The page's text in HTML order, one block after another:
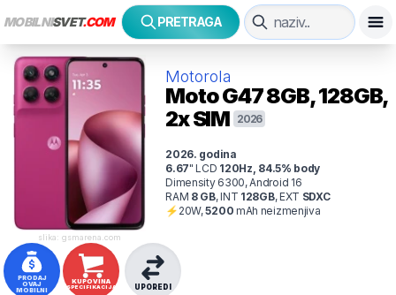
MOBILNISVET.COM PRETRAGA
slika: gsmarena.com
Motorola
Moto G478GB, 128GB,
2x SIM 2026
2026. godina
6.67" LCD 120Hz 84.5% body
Dimensity 6300, Android 16
RAM 8GB,INT 128GB,EXT SDXC
⚡ 20W,5200 mAh neizmenjiva
PRODAJ
OVAJ
MOBILNI
KUPOVINA
SPECIFIKACIJA UPOREDI